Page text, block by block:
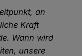
an
Kraft
Wann wird
unsere